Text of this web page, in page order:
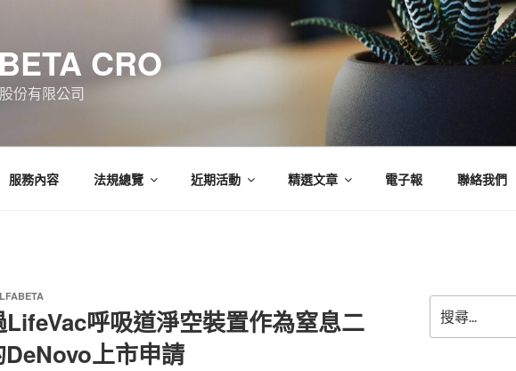
CRO
份有限公司
服務內容 法規總覽 近期活動 精選文章 電子報 聯絡我們
LifeVac呼吸道淨空裝置作為窒息二
上市申請
尋
關